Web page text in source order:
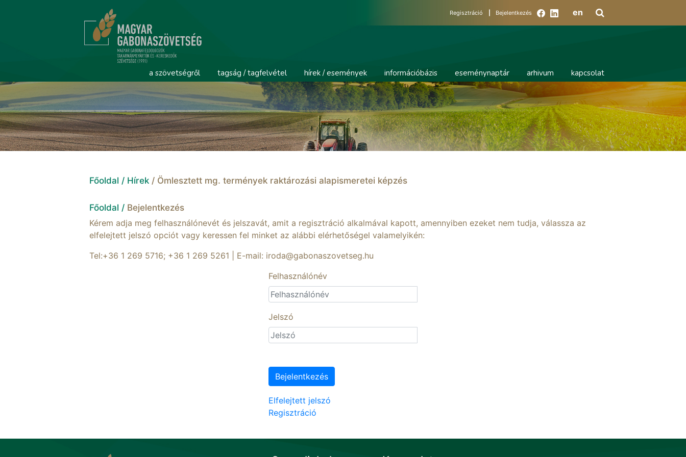
Regisztráció Bejelentkezés en
a szövetségről tagság / tagfelvétel hírek / események információbázis eseménynaptár arhivum kapcsolat
Főoldal / Hírek / Ömlesztett mg. termények raktározási alapismeretei képzés
Főoldal / Bejelentkezés
Kérem adja meg felhasználónevét és jelszavát, amit a regisztráció alkalmával kapott, amennyiben ezeket nem tudja, válassza az
elfelejtett jelszó opciót vagy keressen fel minket az alábbi elérhetőségel valamelyikén:
Tel:+36 1 269 5716; +36 1 269 5261 | E-mail: iroda@gabonaszovetseg.hu
Felhasználónév
Jelszó
Bejelentkezés
Elfelejtett jelszó
Regisztráció